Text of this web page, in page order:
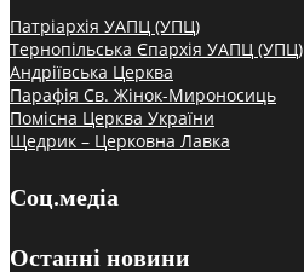
Патріархія УАПЦ (УПЦ)
Тернопільська Єпархія УАПЦ (УПЦ)
Андріївська Церква
Парафія Св. Жінок-Мироносиць
Помісна Церква України
Щедрик – Церковна Лавка
Соц.медіа
Останні новини